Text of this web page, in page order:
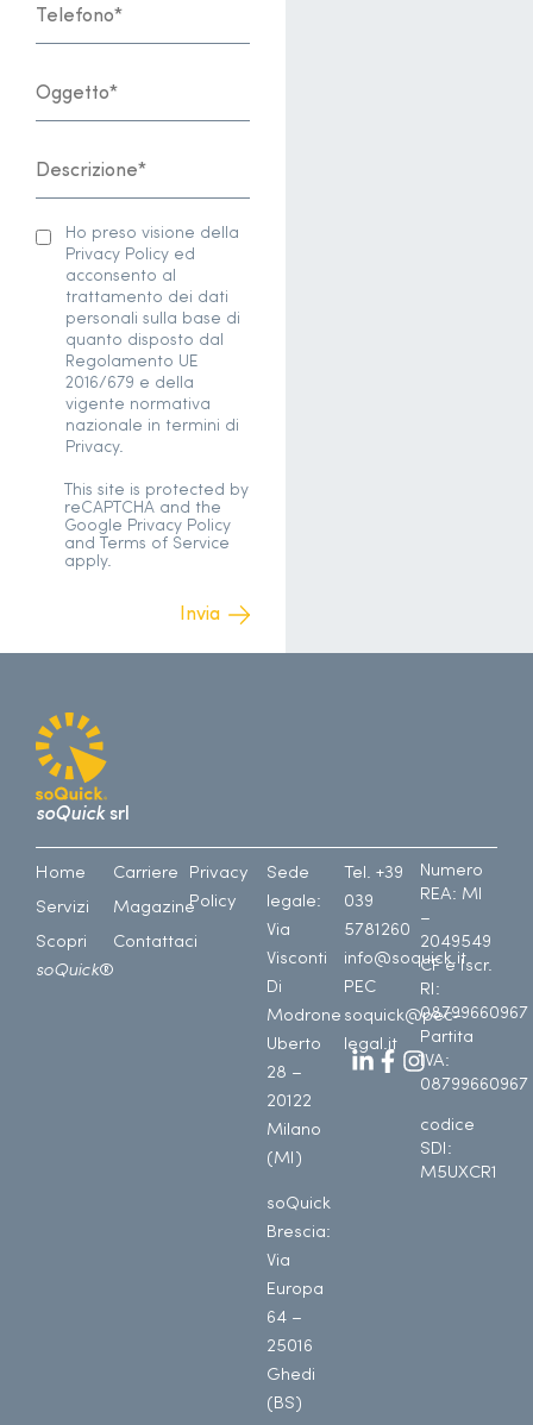
Ho preso visione della
Privacy Policy ed
acconsento al
trattamento dei dati
personali sulla base di
quanto disposto dal
Regolamento UE
2016/679 e della
vigente normativa
nazionale in termini di
Privacy.
This site is protected by
reCAPTCHA and the
Google Privacy Policy
and Terms of Service
apply.
soQuicksrl
Home
Servizi
Scopri
soQuick®
Carriere
Magazine
Contattaci
Privacy
Policy
Sede
legale:
Via
Visconti
Di
Modrone
Uberto
28 –
20122
Milano
(MI)
soQuick
Brescia:
Via
Europa
64 –
25016
Ghedi
(BS)
Tel. +39
039
5781260
info@soquick.it
PEC
soquick@pec-
legal.it
Numero
REA: MI
–
2049549
CF e Iscr.
RI:
08799660967
Partita
IVA:
08799660967
codice
SDI:
M5UXCR1